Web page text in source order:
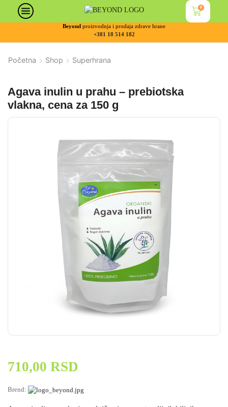
0
Beyond proizvodnja i prodaja zdrave hrane
+381 18 514 182
Početna Shop Superhrana
Agava inulin u prahu – prebiotska
vlakna, cena za 150 g
710,00 RSD
Brend: